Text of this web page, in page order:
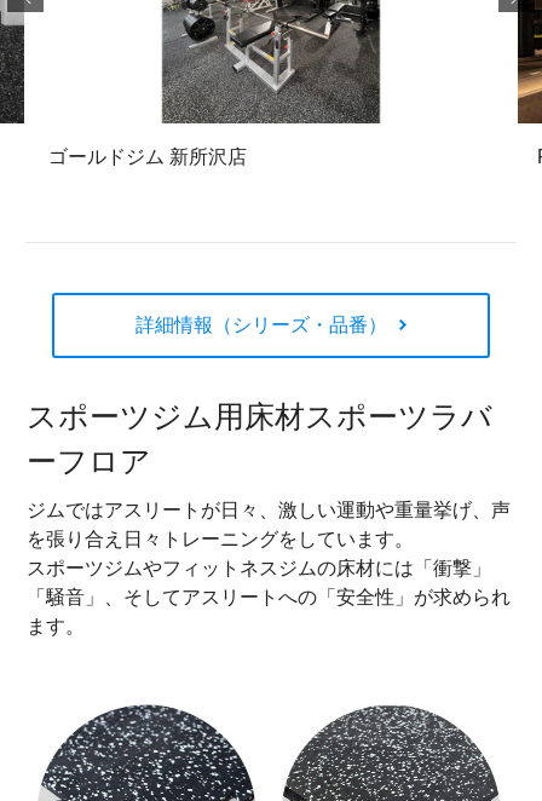
ゴールドジム 新所沢店
詳細情報（シリーズ・品番）
スポーツジム用床材スポーツラバ
ーフロア
ジムではアスリートが日々、激しい運動や重量挙げ、声
を張り合え日々トレーニングをしています。
スポーツジムやフィットネスジムの床材には「衝撃」
「騒音」、そしてアスリートへの「安全性」が求められ
ます。